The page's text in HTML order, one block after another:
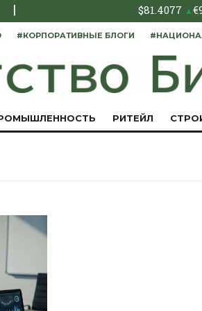
| $81.4077 ▲€
#КОРПОРАТИВНЫЕ БЛОГИ
РИТЕЙЛ